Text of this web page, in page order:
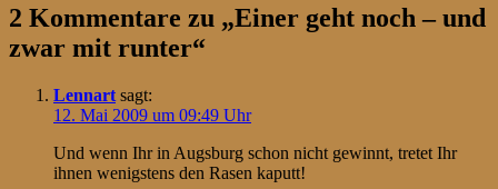
2 Kommentare zu „Einer geht noch – und
zwar mit runter“
Lennart sagt:
12. Mai 2009 um 09:49 Uhr
Und wenn Ihr in Augsburg schon nicht gewinnt, tretet Ihr
ihnen wenigstens den Rasen kaputt!